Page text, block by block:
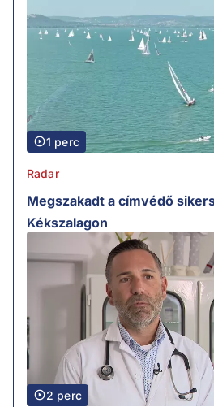
1 perc
Radar
Megszakadt a címvédő
Kékszalagon
2 perc